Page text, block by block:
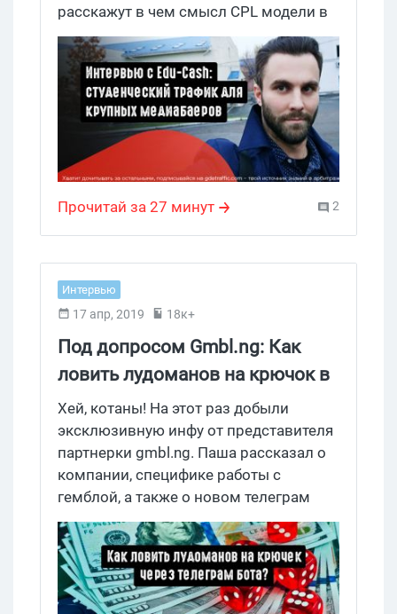
расскажут в чем смысл CPL модели в
Essay, какие арбитражники справятся
со студенческим трафиком, как жить
на пассивном доходе 2-3 года и
поделятся мыслями, как клоачить
Adwords. Заходи почитать интервью
Где Трафика с Edu-Cash!
Прочитай за 27 минут 2
Интервью
17 апр, 2019 18к+
Под допросом Gmbl.ng: Как
ловить лудоманов на крючок в
белую, через телеграм бота?
Хей, котаны! На этот раз добыли
эксклюзивную инфу от представителя
партнерки gmbl.ng. Паша рассказал о
компании, специфике работы с
гемблой, а также о новом телеграм
боте для прогрева аудитории (и не
только). Если вам интересна gambling
тема, налетайте!